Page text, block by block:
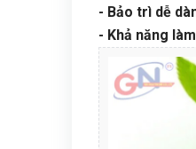
- Bảo trì dễ
- Khả năng